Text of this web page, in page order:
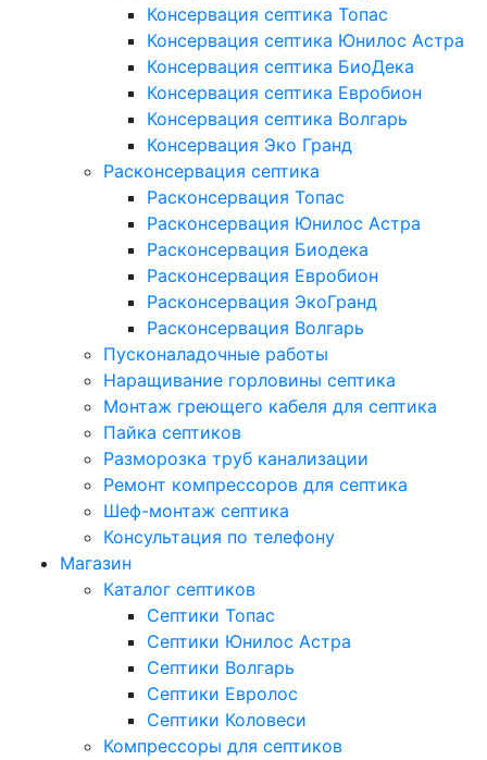
Консервация септика Топас
Консервация септика Юнилос Астра
Консервация септика БиоДека
Консервация септика Евробион
Консервация септика Волгарь
Консервация Эко Гранд
Расконсервация септика
Расконсервация Топас
Расконсервация Юнилос Астра
Расконсервация Биодека
Расконсервация Евробион
Расконсервация ЭкоГранд
Расконсервация Волгарь
Пусконаладочные работы
Наращивание горловины септика
Монтаж греющего кабеля для септика
Пайка септиков
Разморозка труб канализации
Ремонт компрессоров для септика
Шеф-монтаж септика
Консультация по телефону
Магазин
Каталог септиков
Септики Топас
Септики Юнилос Астра
Септики Волгарь
Септики Евролос
Септики Коловеси
Компрессоры для септиков